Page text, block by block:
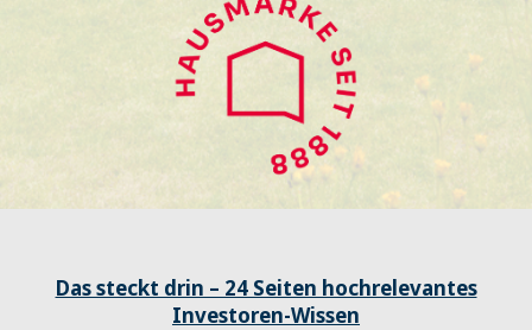
Das steckt drin – 24 Seiten hochrelevantes
Investoren-Wissen